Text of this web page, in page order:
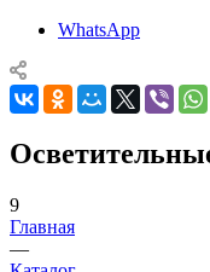
WhatsApp
9
Главная
—